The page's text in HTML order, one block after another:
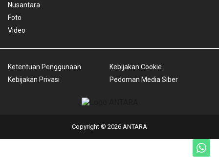
Nusantara
Foto
Video
Ketentuan Penggunaan
Kebijakan Privasi
Kebijakan Cookie
Pedoman Media Siber
Copyright © 2026 ANTARA